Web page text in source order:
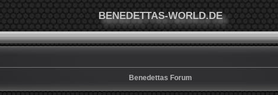
BENEDETTAS-WORLD.DE
Benedettas Forum